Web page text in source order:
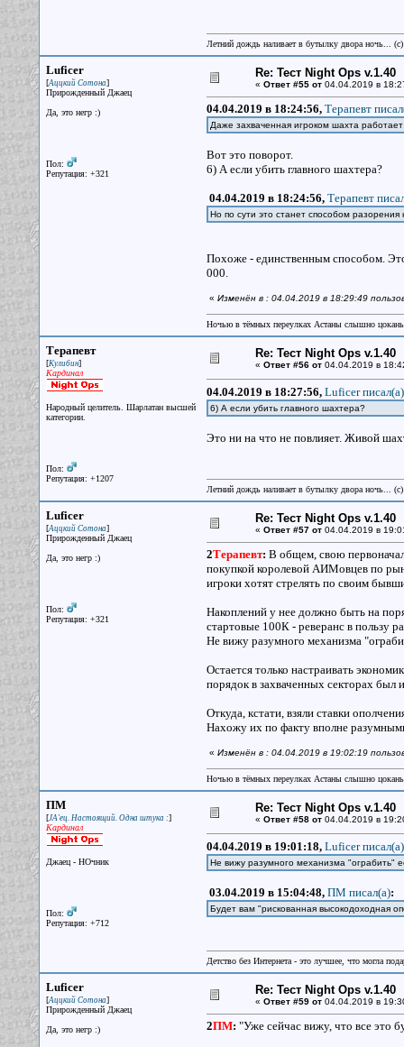
Летний дождь наливает в бутылку двора ночь...
Luficer
[Аццкий Сотона]
Прирожденный Джаец
Да, это негр :)
Пол:
Репутация: +321
Re: Тест Night Ops v.1.40
« Ответ #55 от04.04.2019 в
04.04.2019 в 18:24:56, Терапевт
Даже захваченная игроком шахта
Вот это поворот.
6) А если убить главного шахтера?
04.04.2019 в 18:24:56, Терапевт
Но по сути это станет способом
Похоже - единственным способом.
000.
« Изменён в : 04.04.2019 в 18:29:49
Ночью в тёмных переулках Астаны слышно
Терапевт
[Кулибин]
Кардинал
Народный целитель. Шарлатан высшей
категории.
Пол:
Репутация: +1207
Re: Тест Night Ops v.1.40
« Ответ #56 от04.04.2019 в
04.04.2019 в 18:27:56, Luficer писал(a)
6) А если убить главного шахтера?
Это ни на что не повлияет. Живой
Летний дождь наливает в бутылку двора ночь...
Luficer
[Аццкий Сотона]
Прирожденный Джаец
Да, это негр :)
Пол:
Репутация: +321
Re: Тест Night Ops v.1.40
« Ответ #57 от04.04.2019 в
2Терапевт: В общем, свою
покупкой королевой АИМовцев по
игроки хотят стрелять по своим
Накоплений у нее должно быть на
стартовые 100К - реверанс в пользу
Не вижу разумного механизма
Остается только настраивать
порядок в захваченных секторах был
Откуда, кстати, взяли ставки
Нахожу их по факту вполне
« Изменён в : 04.04.2019 в 19:02:19
Ночью в тёмных переулках Астаны слышно
ПМ
[JA'ец. Настоящий. Одна штука :]
Кардинал
Джаец - НОчник
Пол:
Репутация: +712
Re: Тест Night Ops v.1.40
« Ответ #58 от04.04.2019 в
04.04.2019 в 19:01:18, Luficer писал(a)
Не вижу разумного механизма "ограбить"
03.04.2019 в 15:04:48, ПМ писал(a):
Будет вам "рискованная высокодоходная
Детство без Интернета - это лучшее, что могла
Luficer
[Аццкий Сотона]
Прирожденный Джаец
Да, это негр :)
Re: Тест Night Ops v.1.40
« Ответ #59 от04.04.2019 в
2ПМ: "Уже сейчас вижу, что все это